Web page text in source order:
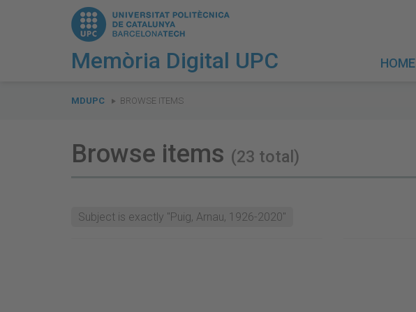
Memòria Digital UPC HOME
are
MDUPC BROWSE ITEMS
Browse items (23 total)
Subject is exactly "Puig, Arnau, 1926-2020"